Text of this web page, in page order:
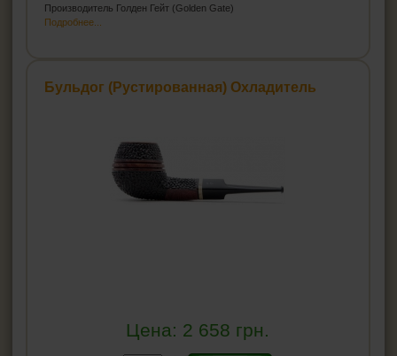
Производитель Голден Гейт (Golden Gate)
Подробнее...
Бульдог (Рустированная) Охладитель
Цена: 2 658 грн.